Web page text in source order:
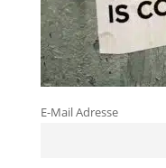
E-Mail Adresse